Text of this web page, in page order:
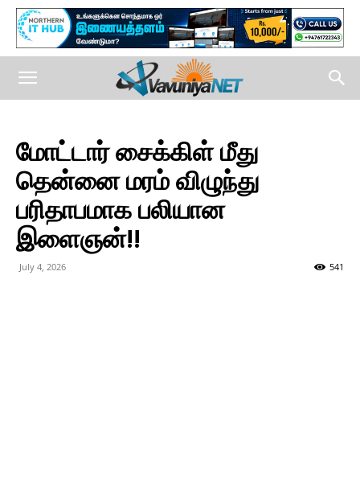
மோட்டார் சைக்கிள் மீது
தென்னை மரம் விழுந்து
பரிதாபமாக பலியான
இளைஞன்!!
July 4, 2026 541